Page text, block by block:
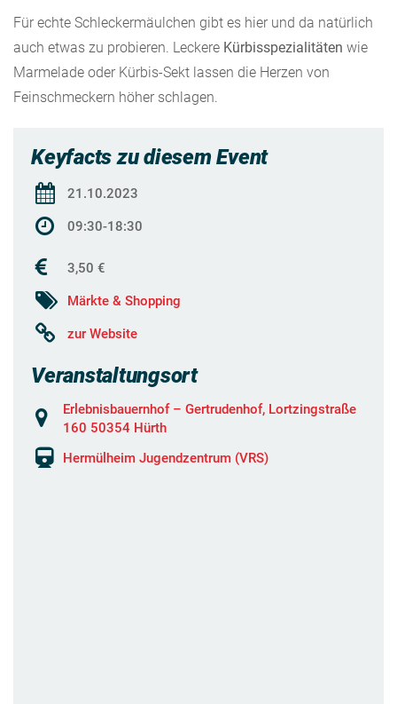
Für echte Schleckermäulchen gibt es hier und da natürlich
auch etwas zu probieren. Leckere Kürbisspezialitäten wie
Marmelade oder Kürbis-Sekt lassen die Herzen von
Feinschmeckern höher schlagen.
Keyfacts zu diesem Event
21.10.2023
09:30-18:30
3,50 €
Märkte & Shopping
zur Website
Veranstaltungsort
Erlebnisbauernhof – Gertrudenhof, Lortzingstraße
160 50354 Hürth
Hermülheim Jugendzentrum (VRS)